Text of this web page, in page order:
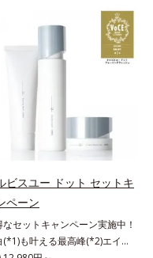
るおい研究により完成した、待
敏感肌用保湿スキンケアライン
ルビス アクアニスト」。乾燥
スランプの原因にアプローチす
もともと体内にあるアミノ酸は
として排出されにくく、肌にと
ってうるおいを蓄えてくれま
刺激を受けやすくなった角層を
おいで満たし、脱・敏感肌を目
ます。無油分・無着色・無香
用(*5)・パラベンフリー、6つ
リー処方で徹底的に肌に寄り添
す。*1 乾燥と敏感をくり返す
ビスユー ドット セットキ
ペーン
なセットキャンペーン実施中！
(*1)も叶える最高峰(*2)エイジ